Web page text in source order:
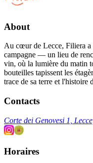
About
Au cœur de Lecce, Filiera a
campagne — un lieu de
vin, où la lumière du matin
bouteilles tapissent les
trace de sa terre et l'histoire
Contacts
Corte dei Genovesi 1,
Horaires